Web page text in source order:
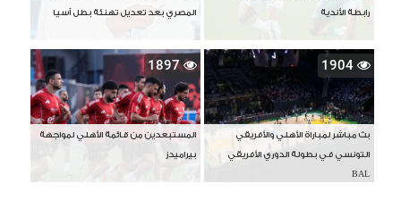
رابطة الأندية المصري بعد تعديل تهنئة بطل آسيا
1904
بث مباشر لمباراة الأهلي والأفريقي
التونسي في بطولة الدوري الأفريقي
BAL
1897
المستبعدين من قائمة الأهلي لمواجهة
بيراميدز